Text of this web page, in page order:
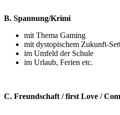
B. Spannung/Krimi
mit Thema Gaming
mit dystopischem Zukunft-
im Umfeld der Schule
im Urlaub, Ferien etc.
C. Freundschaft / first Love /